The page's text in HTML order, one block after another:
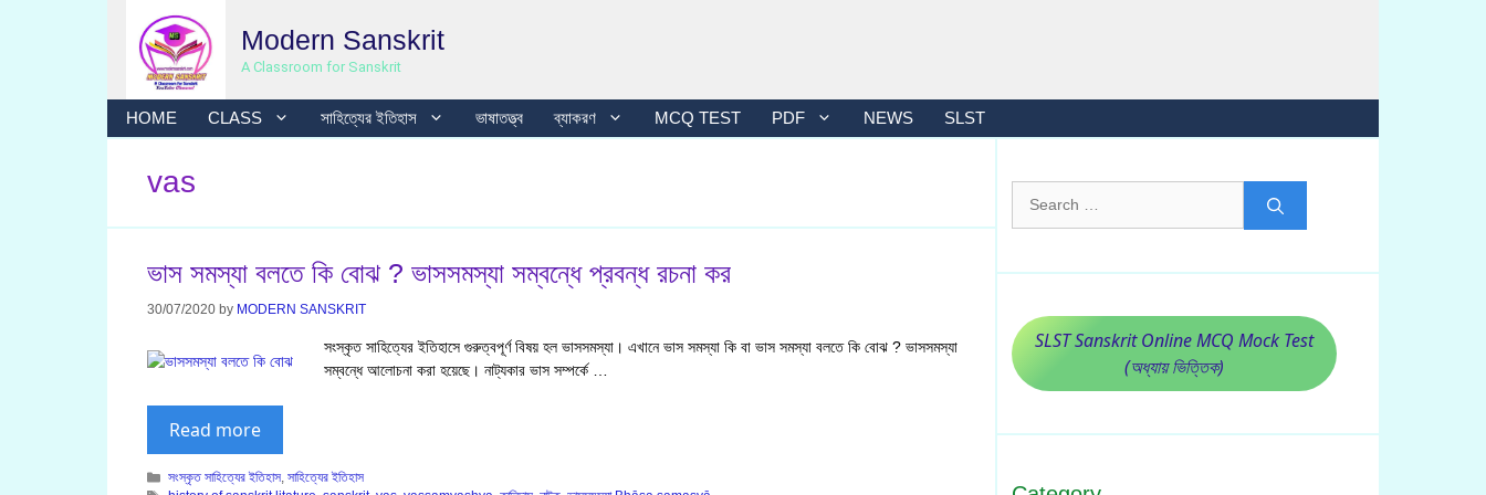
Modern Sanskrit
A Classroom for Sanskrit
HOME CLASS সাহিত্যের ইতিহাস ভাষাতত্ত্ব ব্যাকরণ MCQ TEST PDF NEWS SLST
vas
ভাস সমস্যা বলতে কি বোঝ ? ভাসসমস্যা সম্বন্ধে প্রবন্ধ রচনা কর
30/07/2020 by MODERN SANSKRIT
সংস্কৃত সাহিত্যের ইতিহাসে গুরুত্বপূর্ণ বিষয় হল ভাসসমস্যা। এখানে ভাস সমস্যা কি বা ভাস সমস্যা বলতে কি বোঝ ? ভাসসমস্যা
সম্বন্ধে আলোচনা করা হয়েছে। নাট্যকার ভাস সম্পর্কে …
Read more
Categories
সংস্কৃত সাহিত্যের ইতিহাস,সাহিত্যের ইতিহাস
for:
SLST Sanskrit Online MCQ Mock Test
(অধ্যায় ভিত্তিক)